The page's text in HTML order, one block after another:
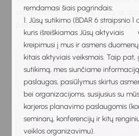
remdamasi šiais pagrindais:
1. Jūsų sutikimo (BDAR 6 straipsnio
kuris išreiškiamas Jūsų aktyviais
kreipimusi į mus ir asmens
kitais aktyviais veiksmais. Taip pat,
sutikimą, mes siunčiame
paslaugas, pasiūlymus skirtus
bei organizacijoms, susijusius su
karjeros planavimo paslaugomis
seminarų, konferencijų ir kitų
veiklos organizavimu).
organizacija, turi didelę įtaką, ar
pasitenkinimą darbu ir į jį įsitrauks.